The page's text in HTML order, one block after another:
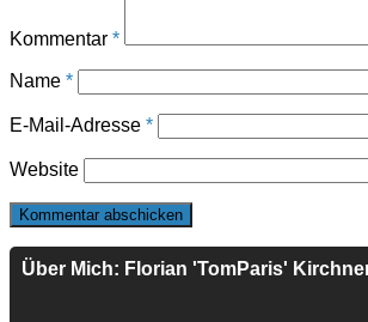
Kommentar *
Name *
E-Mail-Adresse *
Website
Über Mich: Florian 'TomParis'